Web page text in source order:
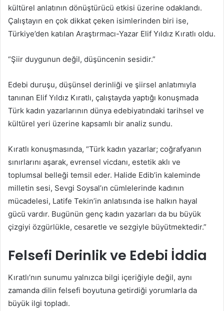
kültürel anlatının dönüştürücü etkisi üzerine odaklandı.
Çalıştayın en çok dikkat çeken isimlerinden biri ise,
Türkiye’den katılan Araştırmacı-Yazar Elif Yıldız Kıratlı oldu.
“Şiir duygunun değil, düşüncenin sesidir.”
Edebi duruşu, düşünsel derinliği ve şiirsel anlatımıyla
tanınan Elif Yıldız Kıratlı, çalıştayda yaptığı konuşmada
Türk kadın yazarlarının dünya edebiyatındaki tarihsel ve
kültürel yeri üzerine kapsamlı bir analiz sundu.
Kıratlı konuşmasında, “Türk kadın yazarlar; coğrafyanın
sınırlarını aşarak, evrensel vicdanı, estetik aklı ve
toplumsal belleği temsil eder. Halide Edib’in kaleminde
milletin sesi, Sevgi Soysal’ın cümlelerinde kadının
mücadelesi, Latife Tekin’in anlatısında ise halkın hayal
gücü vardır. Bugünün genç kadın yazarları da bu büyük
çizgiyi özgürlükle, cesaretle ve sezgiyle büyütmektedir.”
Felsefi Derinlik ve Edebi İddia
Kıratlı’nın sunumu yalnızca bilgi içeriğiyle değil, aynı
zamanda dilin felsefi boyutuna getirdiği yorumlarla da
büyük ilgi topladı.